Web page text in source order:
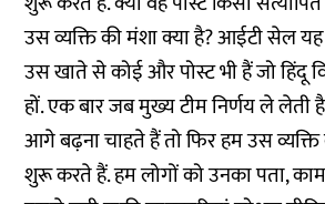
उस व्यक्ति की मंशा क्या है? आईटी सेल
उस खाते से कोई और पोस्ट भी हैं जो हिंदू
हों. एक बार जब मुख्य टीम निर्णय ले
आगे बढ़ना चाहते हैं तो फिर हम उस
शुरू करते हैं. हम लोगों को उनका पता,